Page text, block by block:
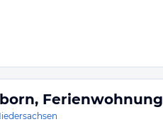
Ferienwohnung